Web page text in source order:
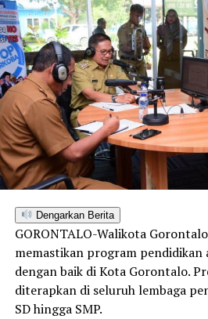
Dengarkan Berita
GORONTALO-Walikota
memastikan program
dengan baik di Kota Gorontalo.
diterapkan di seluruh lembaga
SD hingga SMP.